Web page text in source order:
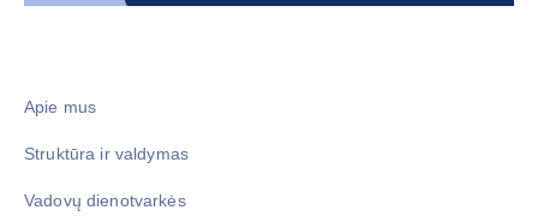
Apie mus
Struktūra ir valdymas
Vadovų dienotvarkės